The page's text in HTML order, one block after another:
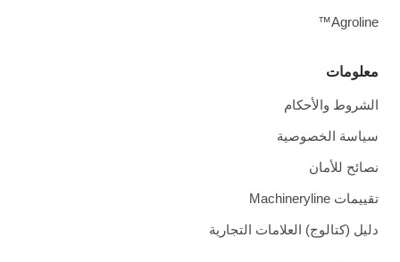
معلومات
الشروط والأحكام
سياسة الخصوصية
نصائح للأمان
تقييمات Machineryline
دليل (كتالوج) العلامات التجارية
Agroline™